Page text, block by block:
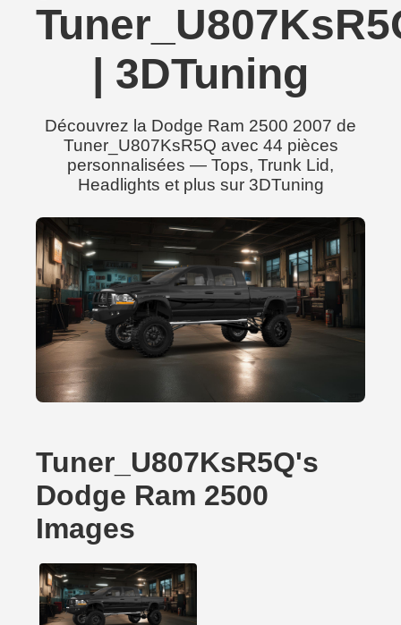
| 3DTuning
Découvrez la Dodge Ram 2500 2007 de
Tuner_U807KsR5Q avec 44 pièces
personnalisées — Tops, Trunk Lid,
Headlights et plus sur 3DTuning
Tuner_U807KsR5Q's
Dodge Ram 2500
Images